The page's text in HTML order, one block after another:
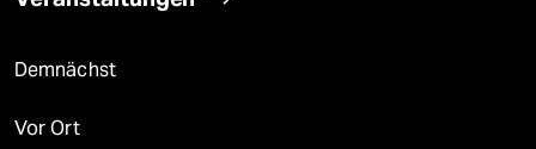
Demnächst
Vor Ort